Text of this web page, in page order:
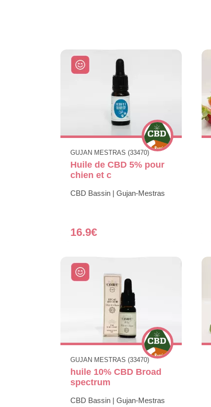
GUJAN MESTRAS (33470)
Huile de CBD 5% pour
chien et c
CBD Bassin | Gujan-Mestras
16.9€
GUJAN MESTRAS (33470)
huile 10% CBD Broad
spectrum
CBD Bassin | Gujan-Mestras